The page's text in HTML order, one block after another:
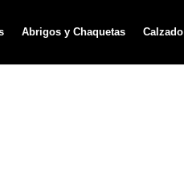
Abrigos y Chaquetas Calzado